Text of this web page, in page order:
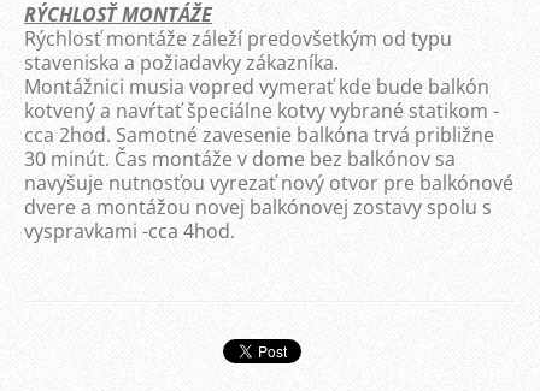
RÝCHLOSŤ MONTÁŽE
Rýchlosť montáže záleží predovšetkým od typu
staveniska a požiadavky zákazníka.
Montážnici musia vopred vymerať kde bude balkón
kotvený a navŕtať špeciálne kotvy vybrané statikom -
cca 2hod. Samotné zavesenie balkóna trvá približne
30 minút. Čas montáže v dome bez balkónov sa
navyšuje nutnosťou vyrezať nový otvor pre balkónové
dvere a montážou novej balkónovej zostavy spolu s
vyspravkami -cca 4hod.